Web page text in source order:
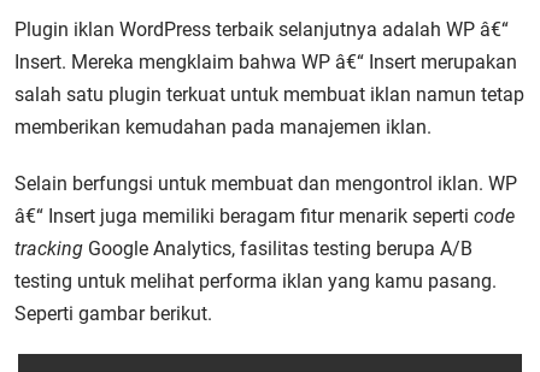
Plugin iklan WordPress terbaik selanjutnya adalah WP â€“
Insert. Mereka mengklaim bahwa WP â€“ Insert merupakan
salah satu plugin terkuat untuk membuat iklan namun tetap
memberikan kemudahan pada manajemen iklan.
Selain berfungsi untuk membuat dan mengontrol iklan. WP
â€“ Insert juga memiliki beragam fitur menarik seperti code
tracking Google Analytics, fasilitas testing berupa A/B
testing untuk melihat performa iklan yang kamu pasang.
Seperti gambar berikut.